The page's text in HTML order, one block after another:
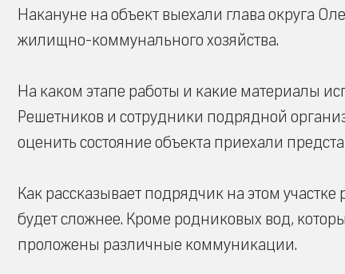
Накануне на объект выехали глава округа
жилищно-коммунального хозяйства.
На каком этапе работы и какие материалы
Решетников и сотрудники подрядной
оценить состояние объекта приехали
Как рассказывает подрядчик на этом
будет сложнее. Кроме родниковых вод,
проложены различные коммуникации.